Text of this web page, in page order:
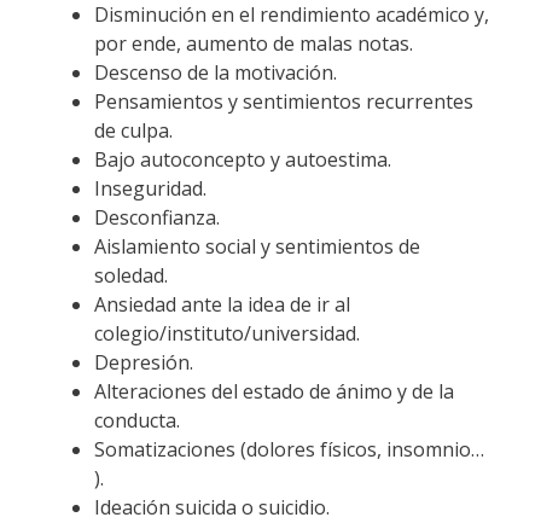
Disminución en el rendimiento académico y,
por ende, aumento de malas notas.
Descenso de la motivación.
Pensamientos y sentimientos recurrentes
de culpa.
Bajo autoconcepto y autoestima.
Inseguridad.
Desconfianza.
Aislamiento social y sentimientos de
soledad.
Ansiedad ante la idea de ir al
colegio/instituto/universidad.
Depresión.
Alteraciones del estado de ánimo y de la
conducta.
Somatizaciones (dolores físicos, insomnio…
).
Ideación suicida o suicidio.